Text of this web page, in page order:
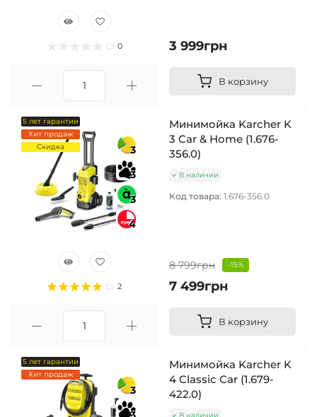
0 3 999грн
В корзину
5 лет гарантии
Хит продаж
Скидка
3
3
3
4
2
Минимойка Karcher K
3 Car & Home (1.676-
356.0)
В наличии
Код товара: 1.676-356.0
8 799грн -15%
7 499грн
В корзину
5 лет гарантии
Хит продаж
3
Минимойка Karcher K
4 Classic Car (1.679-
422.0)